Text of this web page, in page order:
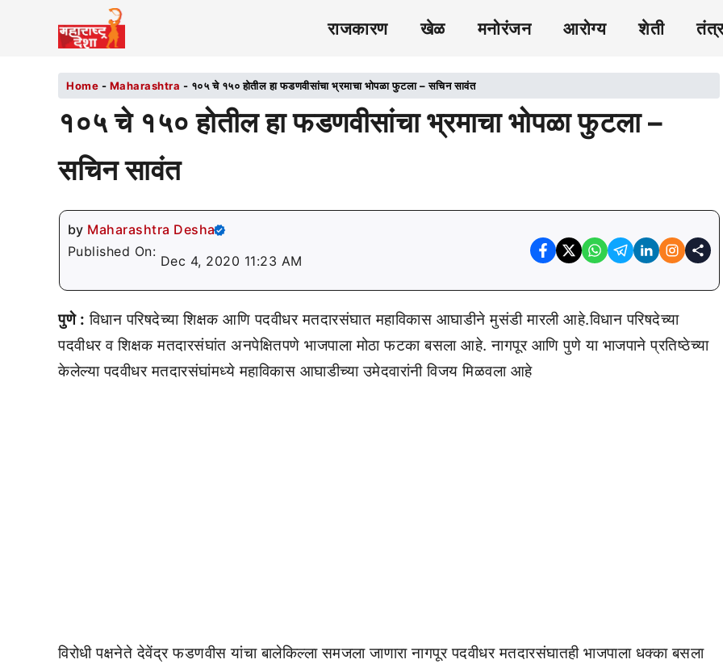
राजकारण खेळ मनोरंजन आरोग्य शेती
Home - Maharashtra - १०५ चे १५० होतील हा फडणवीसांचा भ्रमाचा भोपळा फुटला – सचिन सावंत
१०५ चे १५० होतील हा फडणवीसांचा भ्रमाचा भोपळा फुटला –
सचिन सावंत
by Maharashtra Desha
Published On:
Dec 4, 2020 11:23 AM
पुणे : विधान परिषदेच्या शिक्षक आणि पदवीधर मतदारसंघात महाविकास आघाडीने मुसंडी मारली आहे.विधान परिषदेच्या
पदवीधर व शिक्षक मतदारसंघांत अनपेक्षितपणे भाजपाला मोठा फटका बसला आहे. नागपूर आणि पुणे या भाजपाने प्रतिष्ठेच्या
केलेल्या पदवीधर मतदारसंघांमध्ये महाविकास आघाडीच्या उमेदवारांनी विजय मिळवला आहे
विरोधी पक्षनेते देवेंद्र फडणवीस यांचा बालेकिल्ला समजला जाणारा नागपूर पदवीधर मतदारसंघातही भाजपाला धक्का बसला